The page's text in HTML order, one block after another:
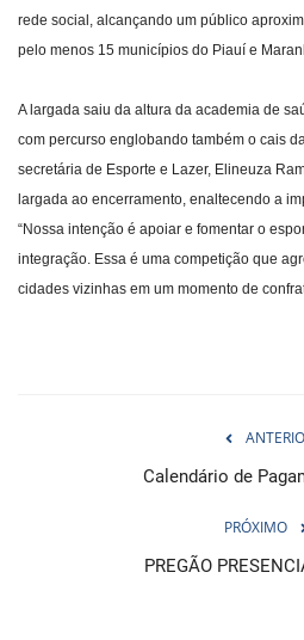
rede social, alcançando um público
pelo menos 15 municípios do Piauí e
A largada saiu da altura da academia de
com percurso englobando também o cais
secretária de Esporte e Lazer, Elineuza
largada ao encerramento, enaltecendo a
“Nossa intenção é apoiar e fomentar o
integração. Essa é uma competição que
cidades vizinhas em um momento de
Calendário de
PRÓXIMO
PREGÃO